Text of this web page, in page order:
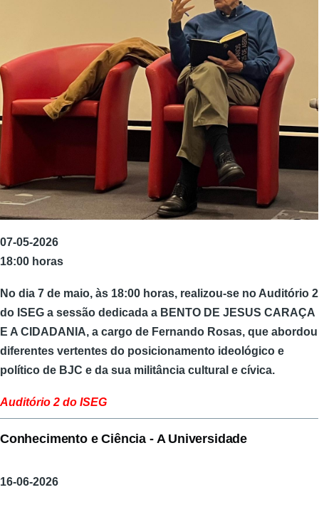
07-05-2026
18:00 horas
No dia 7 de maio, às 18:00 horas, realizou-se no Auditório 2
do ISEG a sessão dedicada a BENTO DE JESUS CARAÇA
E A CIDADANIA, a cargo de Fernando Rosas, que abordou
diferentes vertentes do posicionamento ideológico e
político de BJC e da sua militância cultural e cívica.
Auditório 2 do ISEG
Conhecimento e Ciência - A Universidade
16-06-2026